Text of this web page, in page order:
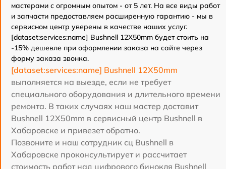
мастерами с огромным опытом - от 5 лет. На все виды работ
и запчасти предоставляем расширенную гарантию - мы в
сервисном центр уверены в качестве наших услуг.
[dataset:services:name] Bushnell 12X50mm будет стоить на
-15% дешевле при оформлении заказа на сайте через
форму заказа звонка.
[dataset:services:name] Bushnell 12X50mm
выполняется на выезде, если не требует
специального оборудования и длительного времени
ремонта. В таких случаях наш мастер доставит
Bushnell 12X50mm в сервисный центр Bushnell в
Хабаровске и привезет обратно.
Позвоните и наш сотрудник сц Bushnell в
Хабаровске проконсультирует и рассчитает
стоимость работ над цифрового бинокля Bushnell